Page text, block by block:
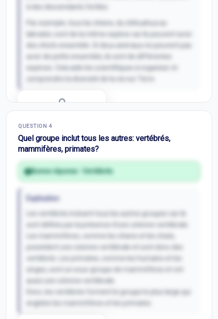
labrador, sont de la même espèce car ils peuvent avoir
des chiots ensemble. Si deux animaux ne peuvent pas
espèces. Cela aide les scientifiques à organiser et
QUESTION 4
Quel groupe inclut tous les autres: vertébrés,
mammifères, primates?
Bonne réponse : Vertébrés
Explication
Les vertébrés incluent tous les autres groupes car ils
singes, sont un sous-groupe de mammifères et ont
Donc, les vertébrés forment le groupe le plus large qui
englobe les mammifères et les primates.